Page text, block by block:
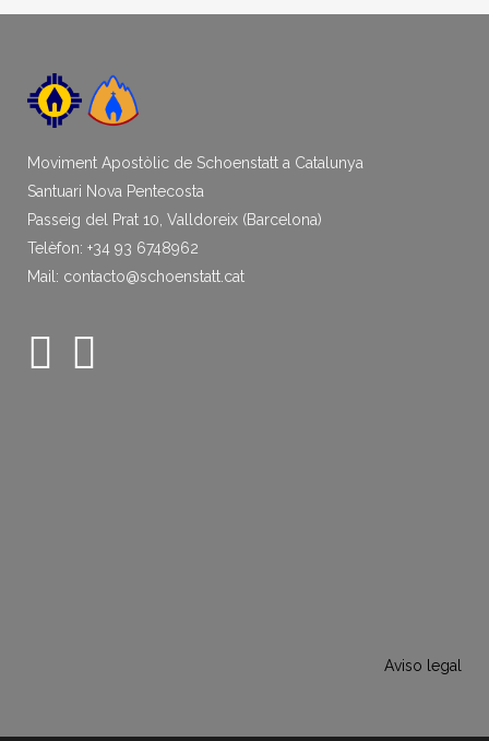
Moviment Apostòlic de Schoenstatt a Catalunya
Santuari Nova Pentecosta
Passeig del Prat 10, Valldoreix (Barcelona)
Telèfon: +34 93 6748962
Mail: contacto@schoenstatt.cat
Aviso legal